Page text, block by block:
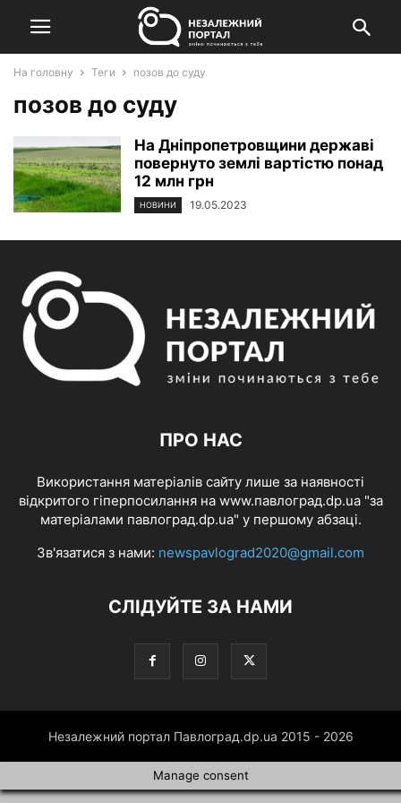
На головну Теги позов до суду
позов до суду
На Дніпропетровщини державі
повернуто землі вартістю понад
12 млн грн
НОВИНИ 19.05.2023
ПРО НАС
Використання матеріалів сайту лише за наявності
відкритого гіперпосилання на www.павлоград.dp.ua "за
матеріалами павлоград.dp.ua" у першому абзаці.
Зв'язатися з нами: newspavlograd2020@gmail.com
СЛІДУЙТЕ ЗА НАМИ
Незалежний портал Павлоград.dp.ua 2015 - 2026
Manage consent